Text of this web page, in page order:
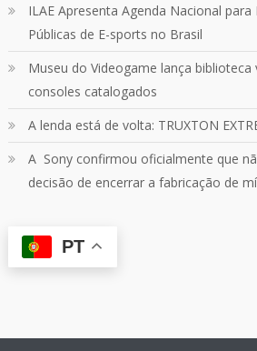
Confira em nosso site o mais
Skull & Bones.
Mais em:
https://buff.ly/3yPhDN2
Carregar mais
ILAE Apresenta Agenda Nacional
Públicas de E-sports no Brasil
Museu do Videogame lança
consoles catalogados
A lenda está de volta: TRUXTON
A Sony confirmou oficialmente que
decisão de encerrar a fabricação de
PT